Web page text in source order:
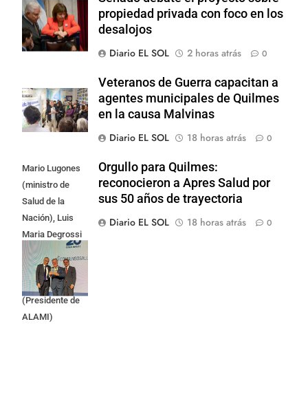
propiedad privada con foco en los
desalojos
Diario EL SOL
2 horas atrás 0
Veteranos de Guerra capacitan a
agentes municipales de Quilmes
en la causa Malvinas
Diario EL SOL
18 horas atrás 0
Mario Lugones
(ministro de
Salud de la
Nación), Luis
Maria Degrossi
(Presidente de
Apres Salud) y
Cristian Mazza
(Presidente de
ALAMI)
Orgullo para Quilmes:
reconocieron a Apres Salud por
sus 50 años de trayectoria
Diario EL SOL
18 horas atrás 0